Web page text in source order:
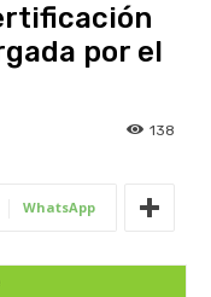
por el
138
WhatsApp